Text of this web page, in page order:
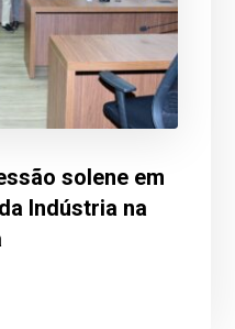
solene em
Indústria na